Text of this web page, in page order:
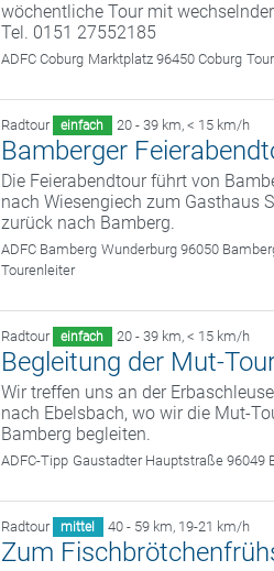
wöchentliche Tour mit
Tel. 0151 27552185
ADFC Coburg Marktplatz 96450 Coburg
Radtour einfach 20 - 39 km, < 15 km/h
Bamberger
Die Feierabendtour führt von
nach Wiesengiech zum Gasthaus
zurück nach Bamberg.
ADFC Bamberg Wunderburg 96050
Tourenleiter
Radtour einfach 20 - 39 km, < 15 km/h
Begleitung der Mut-
Wir treffen uns an der
nach Ebelsbach, wo wir die Mut-
Bamberg begleiten.
ADFC-Tipp Gaustadter Hauptstraße 96049
Radtour mittel 40 - 59 km, 19-21 km/h
Zum